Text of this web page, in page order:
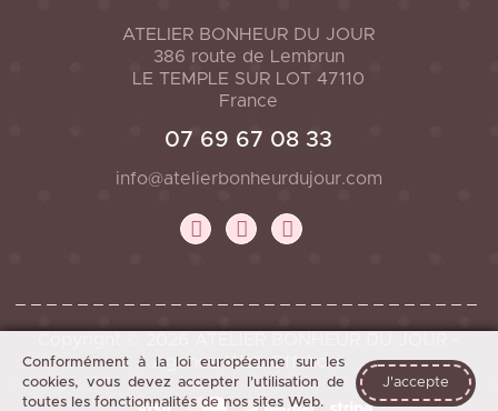
Conformément à la loi européenne sur les
cookies, vous devez accepter l'utilisation de
toutes les fonctionnalités de nos sites Web.
J'accepte
ATELIER BONHEUR DU JOUR
386 route de Lembrun
LE TEMPLE SUR LOT 47110
France
07 69 67 08 33
info@atelierbonheurdujour.com
Agence Web Offshore